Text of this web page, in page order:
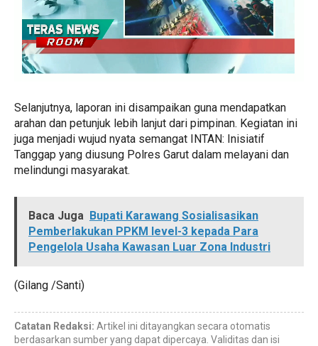
Selanjutnya, laporan ini disampaikan guna mendapatkan
arahan dan petunjuk lebih lanjut dari pimpinan. Kegiatan ini
juga menjadi wujud nyata semangat INTAN: Inisiatif
Tanggap yang diusung Polres Garut dalam melayani dan
melindungi masyarakat.
Baca Juga Bupati Karawang Sosialisasikan
Pemberlakukan PPKM level-3 kepada Para
Pengelola Usaha Kawasan Luar Zona Industri
(Gilang /Santi)
Catatan Redaksi: Artikel ini ditayangkan secara otomatis
berdasarkan sumber yang dapat dipercaya. Validitas dan isi